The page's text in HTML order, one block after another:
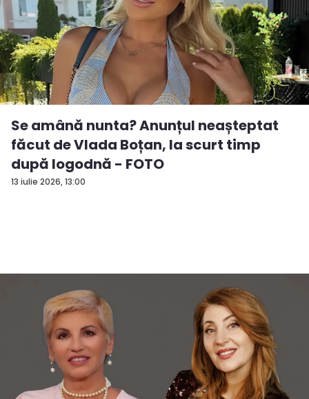
13 iulie 2026, 13:00
Se amână nunta? Anunțul neașteptat
făcut de Vlada Boțan, la scurt timp
după logodnă - FOTO